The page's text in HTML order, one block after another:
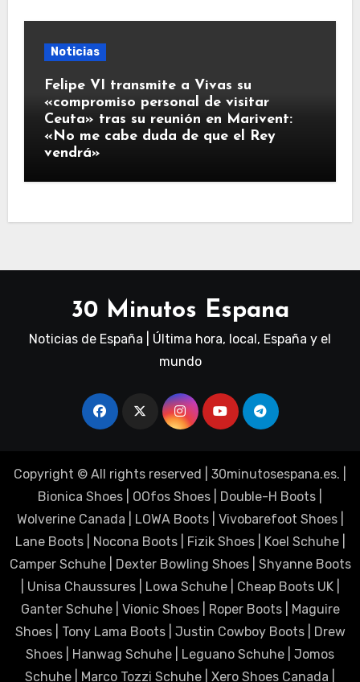
Noticias
Felipe VI transmite a Vivas su
«compromiso personal de visitar
Ceuta» tras su reunión en Marivent:
«No me cabe duda de que el Rey
vendrá»
30 Minutos Espana
Noticias de España | Última hora, local, España y el
mundo
Copyright © All rights reserved 30minutosespana.es. |
Bionica Shoes
OOfos Shoes Double-H Boots
Wolverine Canada
LOWA Boots| Vivobarefoot Shoes|
Lane Boots| Nocona Boots| Fizik Shoes| Koel Schuhe|
Camper Schuhe| Dexter Bowling Shoes| Shyanne Boots
Unisa Chaussures| Lowa Schuhe| Cheap Boots UK
Ganter Schuhe
Vionic Shoes| Roper Boots|
Maguire
Shoes| Tony Lama Boots| Justin Cowboy Boots|
Drew
Shoes
Hanwag Schuhe Leguano Schuhe
Jomos
Schuhe
Marco Tozzi Schuhe Xero Shoes Canada